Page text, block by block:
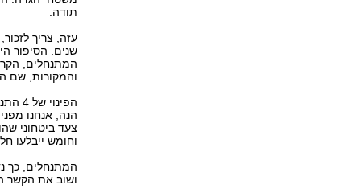
תודה.
עזה, צריך
שנים. הסיפור
המתנחלים,
והמקורות, שם
הנה, אנחנו
צעד ביטחוני
וחומש ייבלעו
המתנחלים, כך
ושוב את הקשר